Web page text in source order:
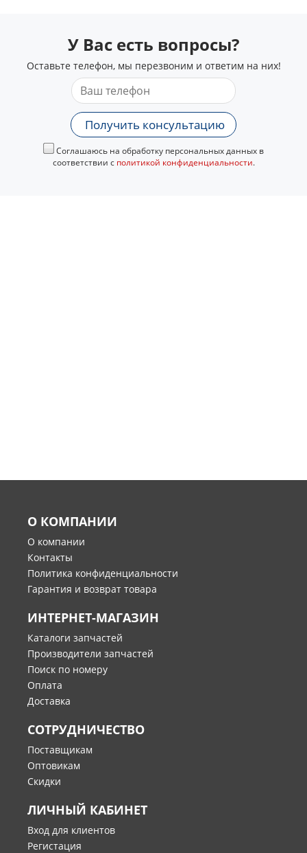
У Вас есть вопросы?
Оставьте телефон, мы перезвоним и ответим на них!
Получить консультацию
Соглашаюсь на обработку персональных данных в
соответствии с политикой конфиденциальности.
О КОМПАНИИ
О компании
Контакты
Политика конфиденциальности
Гарантия и возврат товара
ИНТЕРНЕТ-МАГАЗИН
Каталоги запчастей
Производители запчастей
Поиск по номеру
Оплата
Доставка
СОТРУДНИЧЕСТВО
Поставщикам
Оптовикам
Скидки
ЛИЧНЫЙ КАБИНЕТ
Вход для клиентов
Регистация